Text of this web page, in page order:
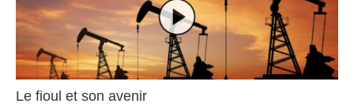
Le fioul et son avenir